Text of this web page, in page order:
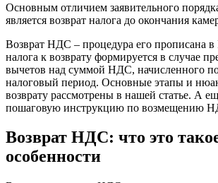
Основным отличием заявительного
является возврат налога до окончания
Возврат НДС – процедура его прописана
налога к возврату формируется в случае
вычетов над суммой НДС, начисленного по
налоговый период. Основные этапы и
возврату рассмотрены в нашей статье. А
пошаговую инструкцию по возмещению
Возврат НДС: что это
особенности